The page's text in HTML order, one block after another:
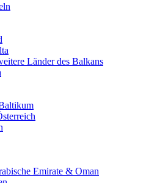
Länder des Balkans
Emirate & Oman